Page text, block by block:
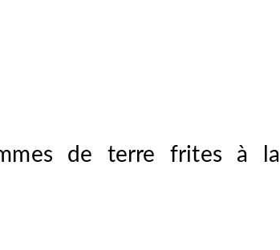
de terre frites à la